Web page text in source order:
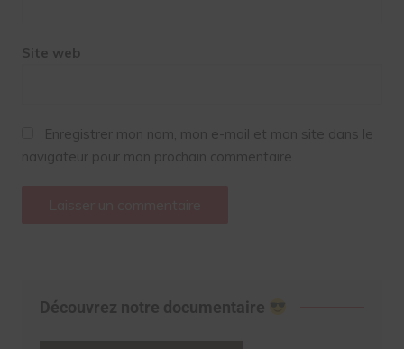
Site web
Enregistrer mon nom, mon e-mail et mon site dans le
navigateur pour mon prochain commentaire.
Découvrez notre documentaire